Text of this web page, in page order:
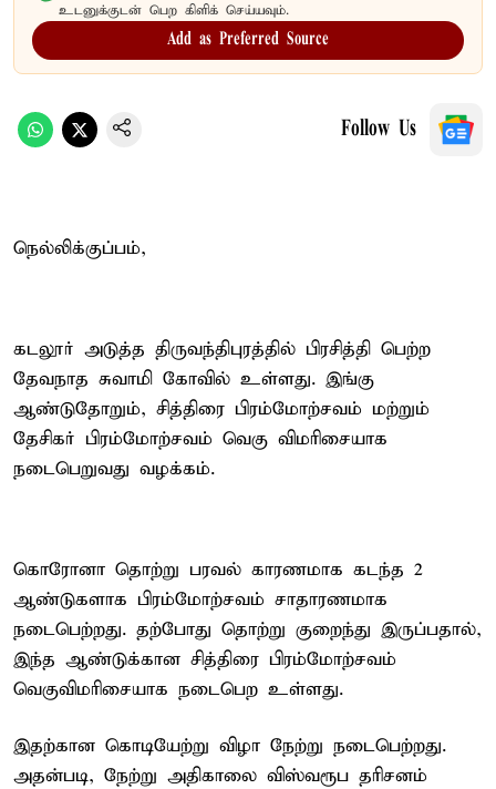
உடனுக்குடன் பெற கிளிக் செய்யவும்.
Add as Preferred Source
Follow Us
நெல்லிக்குப்பம்,
கடலூர் அடுத்த திருவந்திபுரத்தில் பிரசித்தி பெற்ற
தேவநாத சுவாமி கோவில் உள்ளது. இங்கு
ஆண்டுதோறும், சித்திரை பிரம்மோற்சவம் மற்றும்
தேசிகர் பிரம்மோற்சவம் வெகு விமரிசையாக
நடைபெறுவது வழக்கம்.
கொரோனா தொற்று பரவல் காரணமாக கடந்த 2
ஆண்டுகளாக பிரம்மோற்சவம் சாதாரணமாக
நடைபெற்றது. தற்போது தொற்று குறைந்து இருப்பதால்,
இந்த ஆண்டுக்கான சித்திரை பிரம்மோற்சவம்
வெகுவிமரிசையாக நடைபெற உள்ளது.
இதற்கான கொடியேற்று விழா நேற்று நடைபெற்றது.
அதன்படி, நேற்று அதிகாலை விஸ்வரூப தரிசனம்